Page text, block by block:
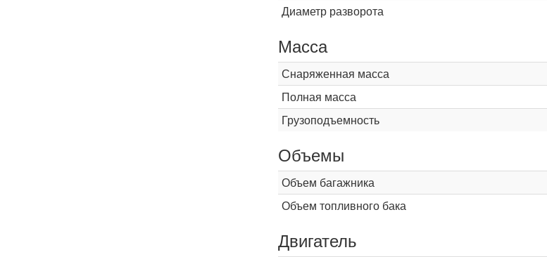
Диаметр разворота
Масса
Снаряженная масса
Полная масса
Грузоподъемность
Объемы
Объем багажника
Объем топливного бака
Двигатель